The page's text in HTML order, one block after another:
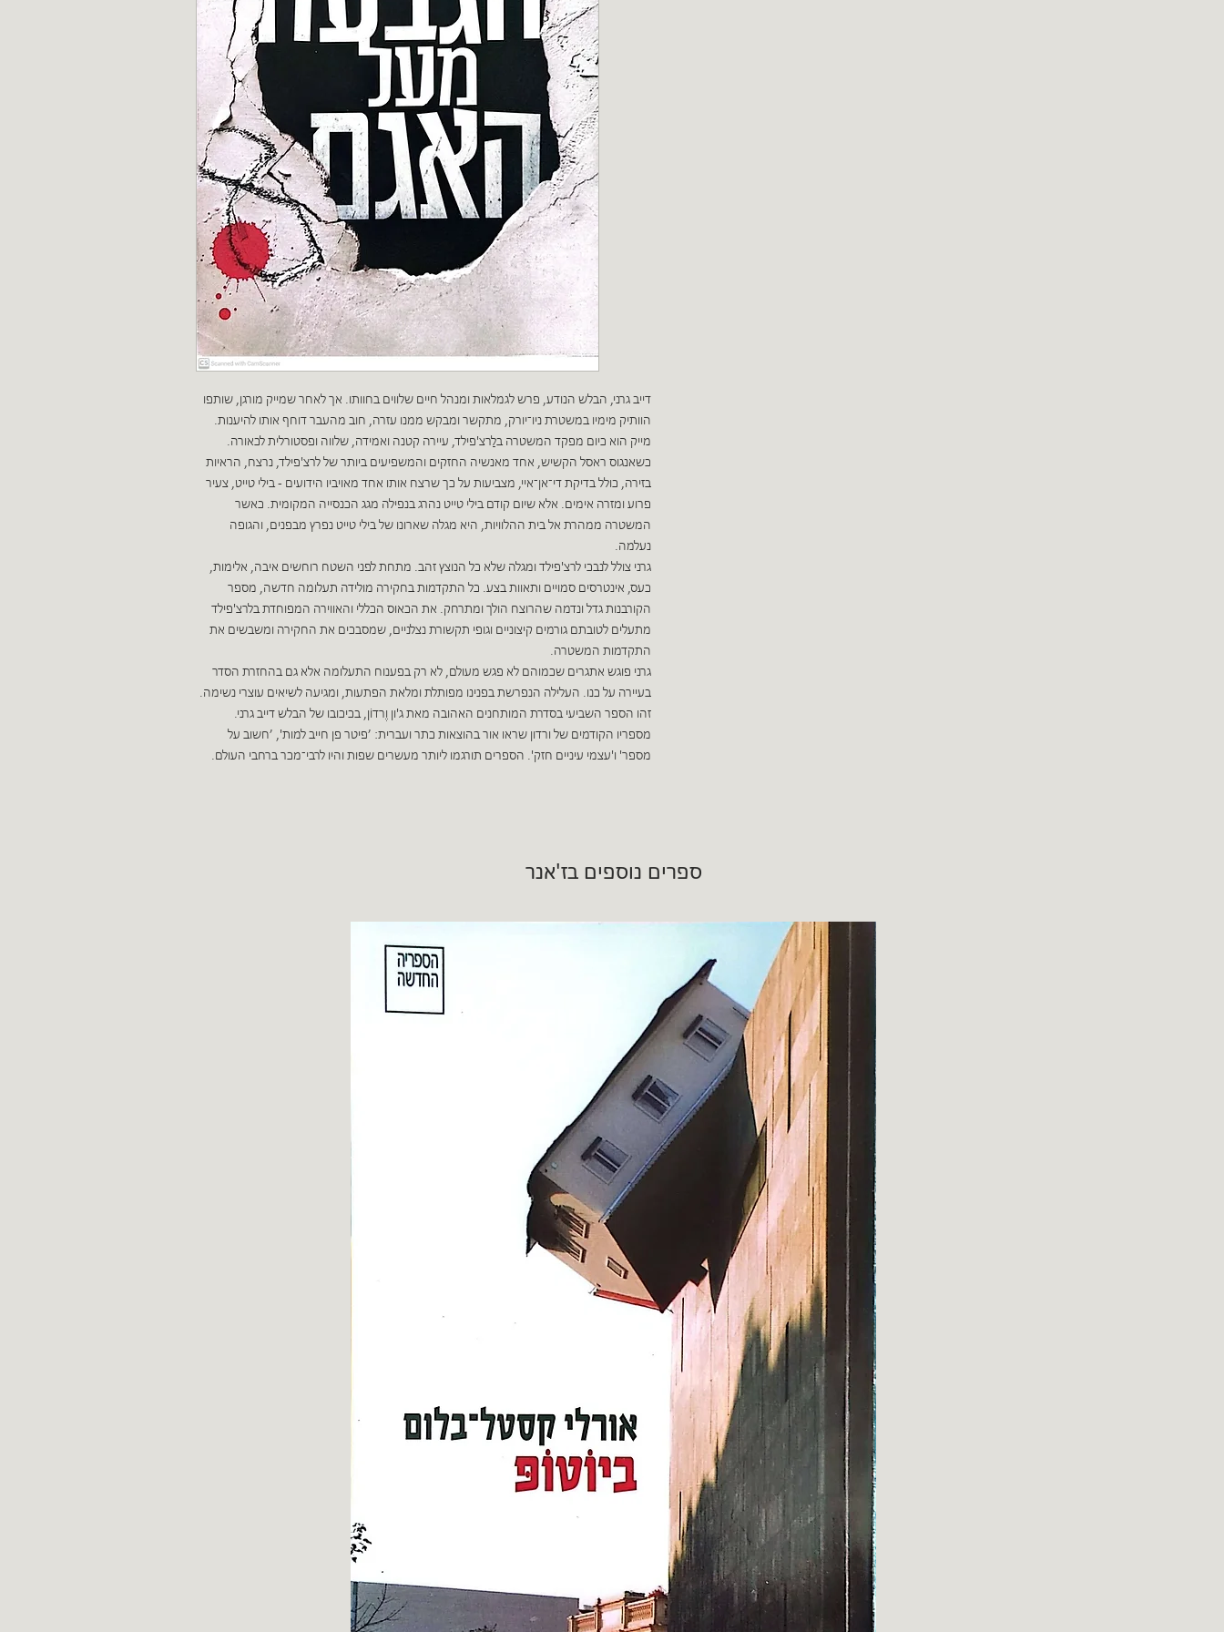
דייב גרני, הבלש הנודע, פרש לגמלאות ומנהל חיים שלווים בחוותו. אך לאחר שמייק מורגן, שותפו
הוותיק מימיו במשטרת ניו־יורק, מתקשר ומבקש ממנו עזרה, חוב מהעבר דוחף אותו להיענות.
מייק הוא כיום מפקד המשטרה בלַרצ'פילד, עיירה קטנה ואמידה, שלווה ופסטורלית לכאורה.
כשאנגוס ראסל הקשיש, אחד מאנשיה החזקים והמשפיעים ביותר של לרצ'פילד, נרצח, הראיות
בזירה, כולל בדיקת די־אן־איי, מצביעות על כך שרצח אותו אחד מאויביו הידועים - בילי טייט, צעיר
פרוע ומזרה אימים. אלא שיום קודם בילי טייט נהרג בנפילה מגג הכנסייה המקומית. כאשר
המשטרה ממהרת אל בית ההלוויות, היא מגלה שארונו של בילי טייט נפרץ מבפנים, והגופה
נעלמה.
גרני צולל לנבכי לרצ'פילד ומגלה שלא כל הנוצץ זהב. מתחת לפני השטח רוחשים איבה, אלימות,
כעס, אינטרסים סמויים ותאוות בצע. כל התקדמות בחקירה מולידה תעלומה חדשה, מספר
הקורבנות גדל ונדמה שהרוצח הולך ומתרחק. את הכאוס הכללי והאווירה המפוחדת בלרצ'פילד
מתעלים לטובתם גורמים קיצוניים וגופי תקשורת נצלניים, שמסבכים את החקירה ומשבשים את
התקדמות המשטרה.
גרני פוגש אתגרים שכמוהם לא פגש מעולם, לא רק בפענוח התעלומה אלא גם בהחזרת הסדר
בעיירה על כנו. העלילה הנפרשת בפנינו מפותלת ומלאת הפתעות, ומגיעה לשיאים עוצרי נשימה.
זהו הספר השביעי בסדרת המותחנים האהובה מאת ג'ון וֶרדוֹן, בכיכובו של הבלש דייב גרני.
מספריו הקודמים של ורדון שראו אור בהוצאות כתר ועברית: ’פיטר פן חייב למות', ’חשוב על
מספר' ו'עצמי עיניים חזק'. הספרים תורגמו ליותר מעשרים שפות והיו לרבי־מכר ברחבי העולם.
ספרים נוספים בז'אנר